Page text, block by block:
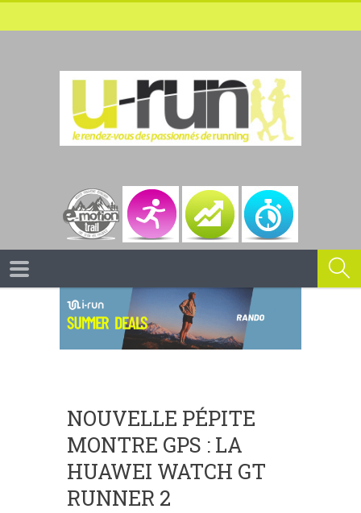
NOUVELLE PÉPITE
MONTRE GPS : LA
HUAWEI WATCH GT
RUNNER 2